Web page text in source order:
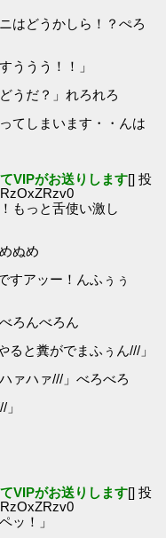
はどうかしら！？ぺろ
ううう！！」
うだ？」れろれろ
てしまいます・・んは
VIPがお送りします[] 投
もっと舌使い激し
ぬめ
すアッー！んふぅぅ
ろんべろん
と糞がでまふぅん///」
ァハァ///」べろべろ
VIPがお送りします[] 投
ッ！」